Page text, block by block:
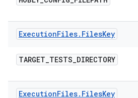
ExecutionFiles. FilesKey
TARGET_TESTS_DIRECTORY
ExecutionFiles. FilesKey